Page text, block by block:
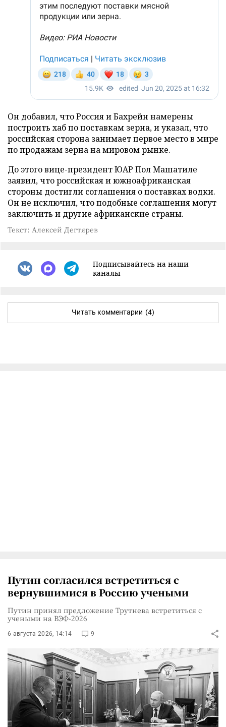
Он добавил, что Россия и Бахрейн намерены
построить хаб по поставкам зерна, и указал, что
российская сторона занимает первое место в мире
по продажам зерна на мировом рынке.
До этого вице-президент ЮАР Пол Машатиле
заявил, что российская и южноафриканская
стороны достигли соглашения о поставках водки.
Он не исключил, что подобные соглашения могут
заключить и другие африканские страны.
Текст: Алексей Дегтярев
Подписывайтесь на наши
каналы
Читать комментарии (4)
Путин согласился встретиться с
вернувшимися в Россию учеными
Путин принял предложение Трутнева встретиться с
учеными на ВЭФ-2026
6 августа 2026, 14:14 9